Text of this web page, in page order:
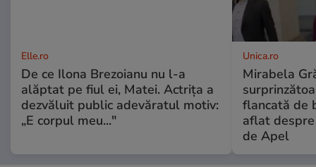
Elle.ro
De ce Ilona Brezoianu nu l-a
alăptat pe fiul ei, Matei. Actrița a
dezvăluit public adevăratul motiv:
„E corpul meu..."
Unica.ro
Mirabela
flancată de
aflat
de Apel